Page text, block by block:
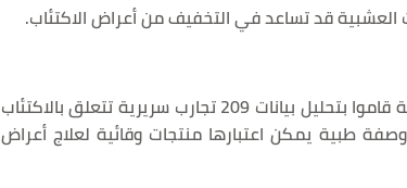
العشبية قد تساعد في التخفيف من أعراض الاكتئاب.
وأشارت مجلة Frontiers in Pharmacology إلى أن القائمين على الدراسة قاموا بتحليل بيانات 209 تجارب سريرية تتعلق بالاكتئاب
وحددوا 64 منتجا متاحا بدون وصفة طبية يمكن اعتبارها منتجات وقائية لعلاج أعراض